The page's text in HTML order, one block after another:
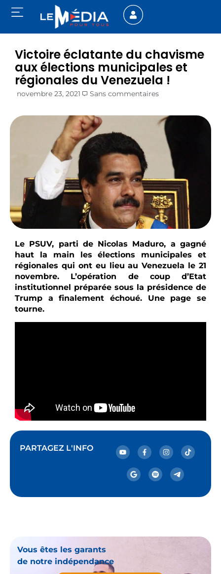
Victoire éclatante du chavisme
aux élections municipales et
régionales du Venezuela !
novembre 23, 2021 Sans commentaires
Le PSUV, parti de Nicolas Maduro, a gagné
haut la main les élections municipales et
régionales qui ont eu lieu au Venezuela le 21
novembre. L’opération de coup d’Etat
institutionnel préparée sous la présidence de
Trump a finalement échoué. Une page se
tourne.
PARTAGEZ L'INFO
Vous êtes les garants
de notre indépendance